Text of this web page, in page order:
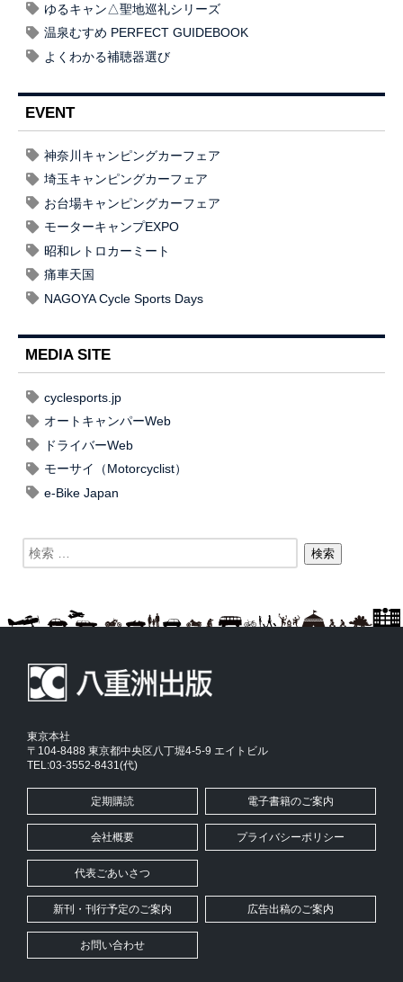
ゆるキャン△聖地巡礼シリーズ
温泉むすめ PERFECT GUIDEBOOK
よくわかる補聴器選び
EVENT
神奈川キャンピングカーフェア
埼玉キャンピングカーフェア
お台場キャンピングカーフェア
モーターキャンプEXPO
昭和レトロカーミート
痛車天国
NAGOYA Cycle Sports Days
MEDIA SITE
cyclesports.jp
オートキャンパーWeb
ドライバーWeb
モーサイ（Motorcyclist）
e-Bike Japan
東京本社
〒104-8488 東京都中央区八丁堀4-5-9 エイトビル
TEL:03-3552-8431(代)
定期購読 電子書籍のご案内
会社概要 プライバシーポリシー
代表ごあいさつ
新刊・刊行予定のご案内 広告出稿のご案内
お問い合わせ